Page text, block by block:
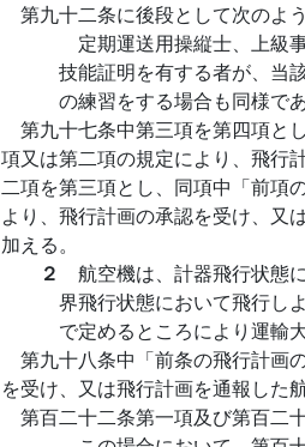
第九十二条に後段として次のよ
定期運送用操縦士、上級
技能証明を有する者が、当
の練習をする場合も同様であ
第九十七条中第三項を第四項と
項又は第二項の規定により、飛行
二項を第三項とし、同項中「前項
より、飛行計画の承認を受け、又
加える。
２ 航空機は、計器飛行状態
界飛行状態において飛行し
で定めるところにより運輸
第九十八条中「前条の飛行計画
を受け、又は飛行計画を通報した
第百二十二条第一項及び第百二